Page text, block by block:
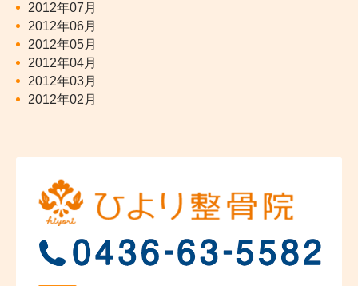
2012年07月
2012年06月
2012年05月
2012年04月
2012年03月
2012年02月